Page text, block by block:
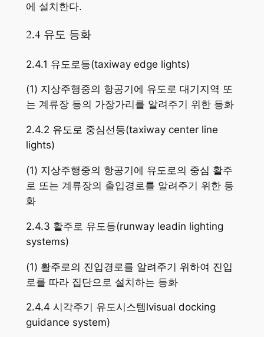
에 설치한다.
2.4 유도 등화
2.4.1 유도로등(taxiway edge lights)
(1) 지상주행중의 항공기에 유도로 대기지역 또
는 계류장 등의 가장가리를 알려주기 위한 등화
2.4.2 유도로 중심선등(taxiway center line
lights)
(1) 지상주행중의 항공기에 유도로의 중심 활주
로 또는 계류장의 출입경로를 알려주기 위한 등
화
2.4.3 활주로 유도등(runway leadin lighting
systems)
(1) 활주로의 진입경로를 알려주기 위하여 진입
로를 따라 집단으로 설치하는 등화
2.4.4 시각주기 유도시스템lvisual docking
guidance system)